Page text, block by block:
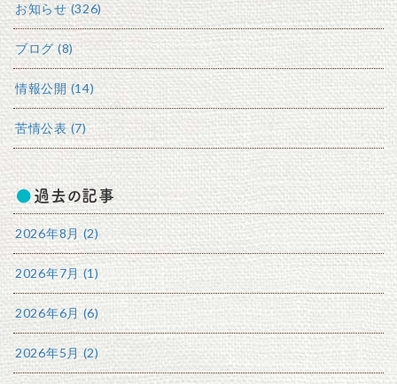
お知らせ (326)
ブログ (8)
情報公開 (14)
苦情公表 (7)
過去の記事
2026年8月 (2)
2026年7月 (1)
2026年6月 (6)
2026年5月 (2)